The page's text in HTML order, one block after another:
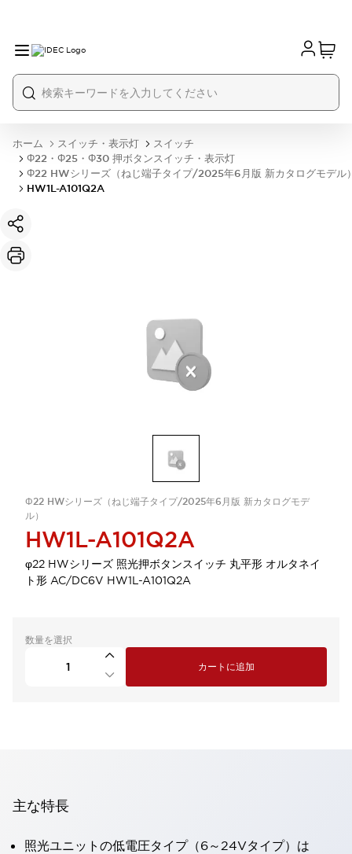
ホーム スイッチ・表示灯
スイッチ
Φ22・Φ25・Φ30 押ボタンスイッチ・表示灯
Φ22 HWシリーズ（ねじ端子タイプ/2025年6月版 新カタログモデル
HW1L-A101Q2A
Φ22 HWシリーズ（ねじ端子タイプ/2025年6月版 新カタログモデ
ル）
HW1L-A101Q2A
φ22 HWシリーズ 照光押ボタンスイッチ 丸平形 オルタネイ
ト形 AC/DC6V HW1L-A101Q2A
数量を選択
カートに追加
主な特長
照光ユニットの低電圧タイプ（6～24Vタイプ）は